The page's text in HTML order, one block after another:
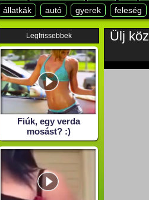
állatkák
autó gyerek feleség
Legfrissebbek
Fiúk, egy verda
mosást? :)
Ülj